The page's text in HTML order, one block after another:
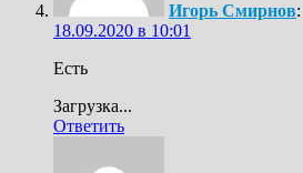
Игорь Смирнов:
18.09.2020 в 10:01
Есть
Загрузка...
Ответить